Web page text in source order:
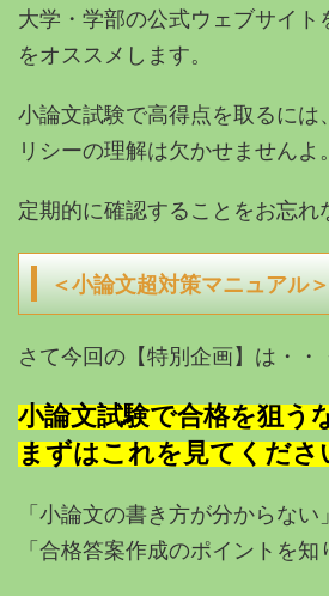
大学・学部の公式ウェブサイト
をオススメします。
小論文試験で高得点を取るには
リシーの理解は欠かせませんよ。
定期的に確認することをお忘れ
＜小論文超対策マニュアル
さて今回の【特別企画】は・・
小論文試験で合格を狙う
まずはこれを見てくださ
「小論文の書き方が分からない」
「合格答案作成のポイントを知